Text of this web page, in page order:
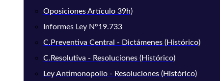
Oposiciones Artículo 39h)
Informes Ley N°19.733
C.Preventiva Central - Dictámenes (Histórico)
C.Resolutiva - Resoluciones (Histórico)
Ley Antimonopolio - Resoluciones (Histórico)